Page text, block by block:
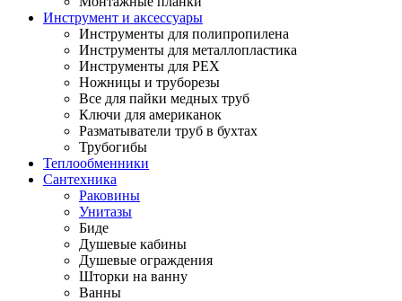
Инструмент и аксессуары
Инструменты для полипропилена
Инструменты для металлопластика
Инструменты для PEX
Ножницы и труборезы
Все для пайки медных труб
Ключи для американок
Разматыватели труб в бухтах
Трубогибы
Теплообменники
Сантехника
Раковины
Унитазы
Биде
Душевые кабины
Душевые ограждения
Шторки на ванну
Ванны